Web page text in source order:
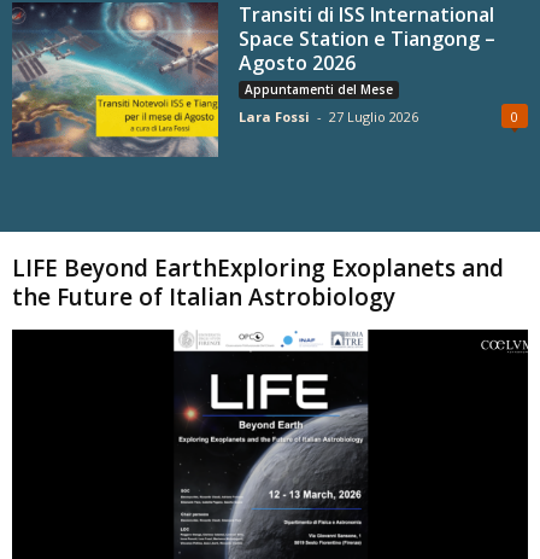
Transiti di ISS International
Space Station e Tiangong –
Agosto 2026
Appuntamenti del Mese
Lara Fossi - 27 Luglio 2026 0
LIFE Beyond EarthExploring Exoplanets and
the Future of Italian Astrobiology